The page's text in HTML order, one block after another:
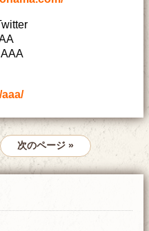
次のページ »